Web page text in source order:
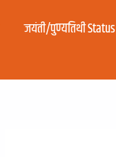
जयंती/पुण्यतिथी Status